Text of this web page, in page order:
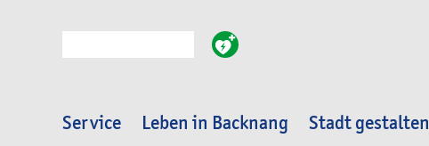
Service Leben in Backnang Stadt gestalten